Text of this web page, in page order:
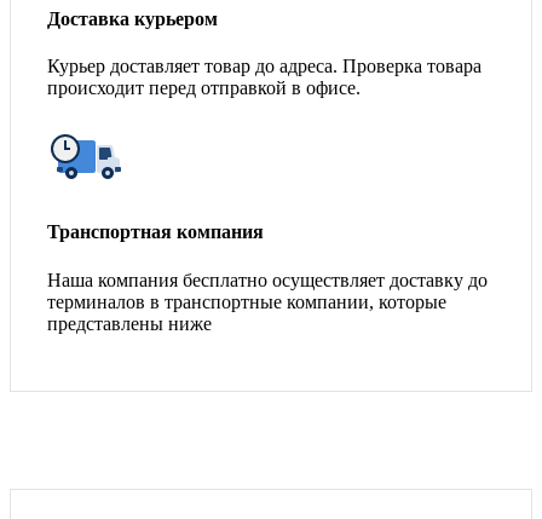
Доставка курьером
Курьер доставляет товар до адреса. Проверка товара
происходит перед отправкой в офисе.
Транспортная компания
Наша компания бесплатно осуществляет доставку до
терминалов в транспортные компании, которые
представлены ниже